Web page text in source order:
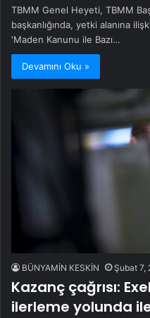
TBMM Genel Heyeti, TBMM
başkanlığında, yetki alanına
'Maden Kanunu ile Bazı…
Devamını Oku »
BÜNYAMİN KESKİN Şubat 7,
Kazanç çağrısı:
ilerleme yolunda